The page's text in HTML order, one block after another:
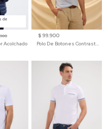
de
Acolchado
$ 99.900
Polo De Botones Contraste Para Hombre